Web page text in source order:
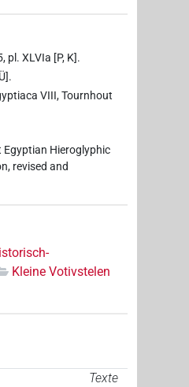
pl. XLVIa [P, K].
VIII, Tournhout
Egyptian Hieroglyphic
revised and
Kleine Votivstelen
Texte